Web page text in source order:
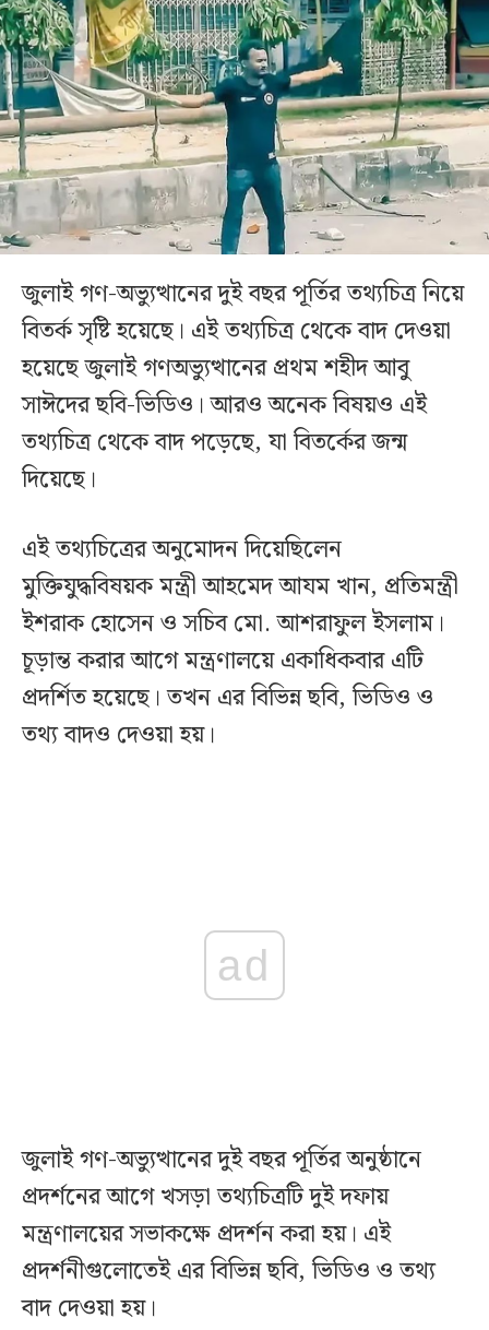
জুলাই গণ-অভ্যুত্থানের দুই বছর পূর্তির তথ্যচিত্র নিয়ে
বিতর্ক সৃষ্টি হয়েছে। এই তথ্যচিত্র থেকে বাদ দেওয়া
হয়েছে জুলাই গণঅভ্যুত্থানের প্রথম শহীদ আবু
সাঈদের ছবি-ভিডিও। আরও অনেক বিষয়ও এই
তথ্যচিত্র থেকে বাদ পড়েছে, যা বিতর্কের জন্ম
দিয়েছে।
এই তথ্যচিত্রের অনুমোদন দিয়েছিলেন
মুক্তিযুদ্ধবিষয়ক মন্ত্রী আহমেদ আযম খান, প্রতিমন্ত্রী
ইশরাক হোসেন ও সচিব মো. আশরাফুল ইসলাম।
চূড়ান্ত করার আগে মন্ত্রণালয়ে একাধিকবার এটি
প্রদর্শিত হয়েছে। তখন এর বিভিন্ন ছবি, ভিডিও ও
তথ্য বাদও দেওয়া হয়।
ad
জুলাই গণ-অভ্যুত্থানের দুই বছর পূর্তির অনুষ্ঠানে
প্রদর্শনের আগে খসড়া তথ্যচিত্রটি দুই দফায়
মন্ত্রণালয়ের সভাকক্ষে প্রদর্শন করা হয়। এই
প্রদর্শনীগুলোতেই এর বিভিন্ন ছবি, ভিডিও ও তথ্য
বাদ দেওয়া হয়।